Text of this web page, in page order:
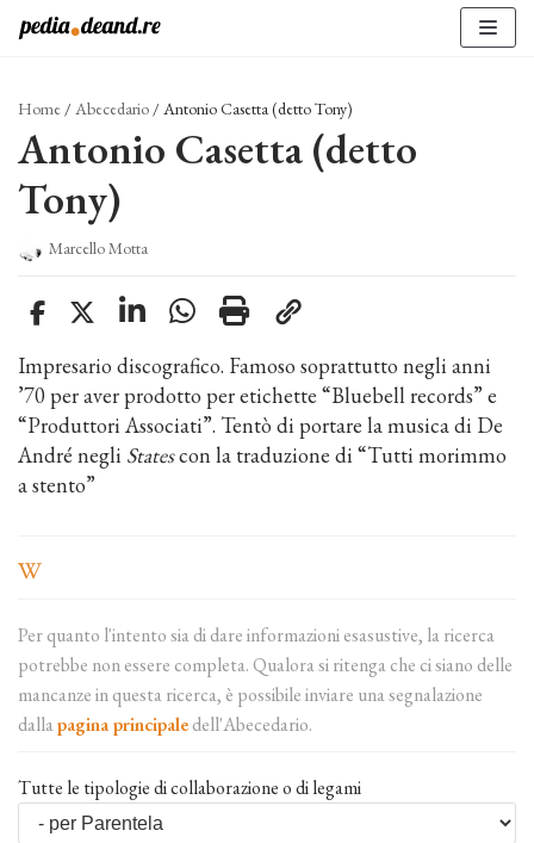
Vai
Home / Abecedario / Antonio Casetta (detto Tony)
Antonio Casetta (detto
Tony)
Marcello Motta
Impresario discografico. Famoso soprattutto negli anni
’70 per aver prodotto per etichette “Bluebell records” e
“Produttori Associati”. Tentò di portare la musica di De
André negli Statescon la traduzione di “Tutti morimmo
a stento”
Per quanto l'intento sia di dare informazioni esasustive, la ricerca
potrebbe non essere completa. Qualora si ritenga che ci siano delle
mancanze in questa ricerca, è possibile inviare una segnalazione
dallapagina principaledell'Abecedario.
Tutte le tipologie di collaborazione o di legami